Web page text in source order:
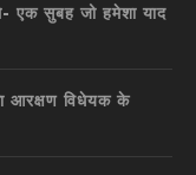
एक सुबह जो हमेशा याद
आरक्षण विधेयक के